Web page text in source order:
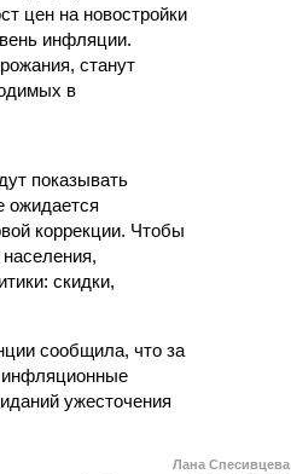
цен на новостройки
инфляции.
станут
в
показывать
ожидается
коррекции. Чтобы
скидки,
сообщила, что за
инфляционные
ужесточения
Лана Спесивцева